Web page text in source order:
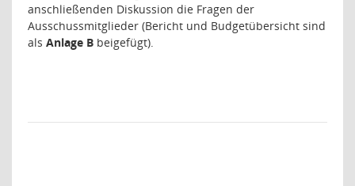
anschließenden Diskussion die Fragen der
Ausschussmitglieder (Bericht und Budgetübersicht sind
als Anlage B beigefügt).